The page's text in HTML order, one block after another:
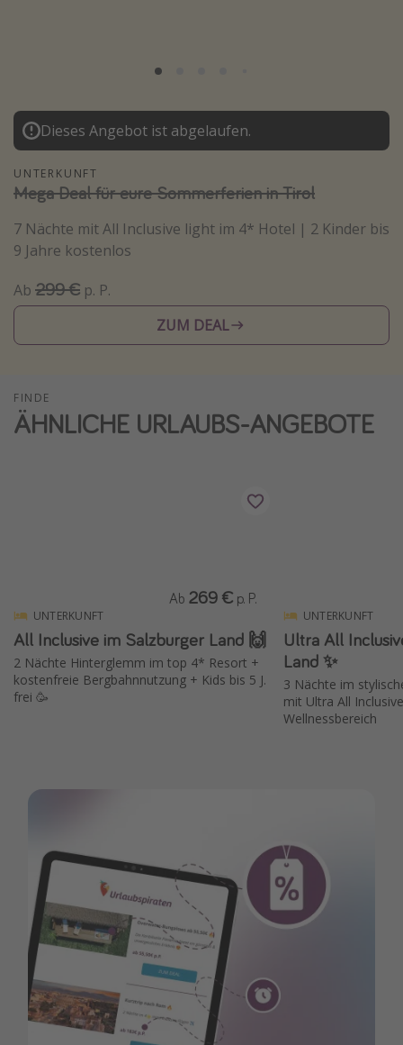
Kefalonia Urlaub
Krabi Urlaub
Tulum Urlaub
Sri Lanka Rundreise
Japan Rundreise
Alle Reisethemen
Wellnessurlaub
Roadtrips
Wochenendtrip
Reise Journal
Reisepassfreie Reiseziele
Silvesterreisen
Last Minute Urlaub Mallorca
Last Minute Urlaub Deutschland
Dieses Angebot ist abgelaufen.
UNTERKUNFT
Mega Deal für eure Sommerferien in Tirol
7 Nächte mit All Inclusive light im 4* Hotel | 2 Kinder bis
9 Jahre kostenlos
Ab 299 € p. P.
ZUM DEAL
FINDE
ÄHNLICHE URLAUBS-ANGEBOTE
UNTERKUNFT
All Inclusive im Salzburger Land 🙌
2 Nächte Hinterglemm im top 4* Resort +
kostenfreie Bergbahnnutzung + Kids bis 5 J.
frei 🥳
Ab 269 € p. P.
UNTERKUNFT
Ultra All
Land ✨
3 Nächte im
mit Ultra All
Wellnessbereich